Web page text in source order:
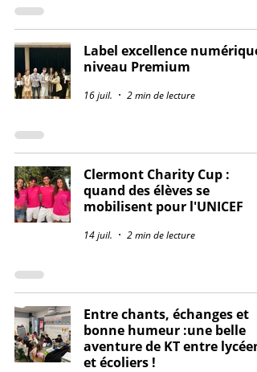
Label excellence numérique
niveau Premium
16 juil. 2 min de lecture
Clermont Charity Cup :
quand des élèves se
mobilisent pour l'UNICEF
14 juil. 2 min de lecture
Entre chants, échanges et
bonne humeur :une belle
aventure de KT entre
et écoliers !